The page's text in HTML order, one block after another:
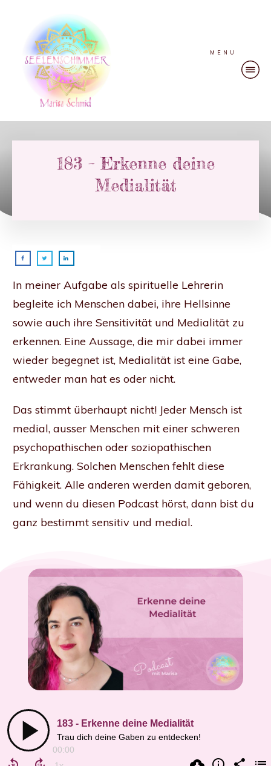
MENU
183 – Erkenne deine
Medialität
In meiner Aufgabe als spirituelle Lehrerin
begleite ich Menschen dabei, ihre Hellsinne
sowie auch ihre Sensitivität und Medialität zu
erkennen. Eine Aussage, die mir dabei immer
wieder begegnet ist, Medialität ist eine Gabe,
entweder man hat es oder nicht.
Das stimmt überhaupt nicht! Jeder Mensch ist
medial, ausser Menschen mit einer schweren
psychopathischen oder soziopathischen
Erkrankung. Solchen Menschen fehlt diese
Fähigkeit. Alle anderen werden damit geboren,
und wenn du diesen Podcast hörst, dann bist du
ganz bestimmt sensitiv und medial.